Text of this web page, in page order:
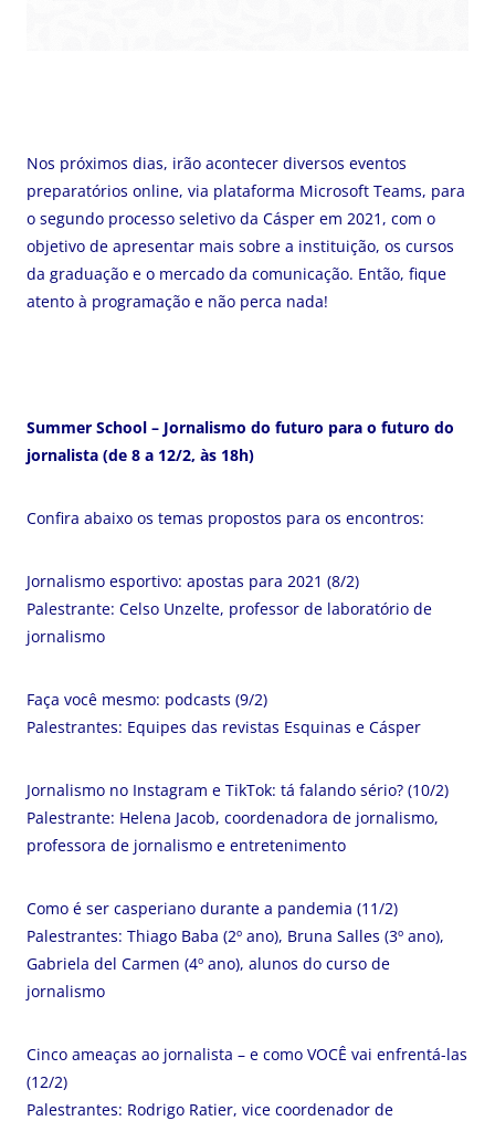
Nos próximos dias, irão acontecer diversos eventos
preparatórios online, via plataforma Microsoft Teams, para
o segundo processo seletivo da Cásper em 2021, com o
objetivo de apresentar mais sobre a instituição, os cursos
da graduação e o mercado da comunicação. Então, fique
atento à programação e não perca nada!
Summer School – Jornalismo do futuro para o futuro do
jornalista (de 8 a 12/2, às 18h)
Confira abaixo os temas propostos para os encontros:
Jornalismo esportivo: apostas para 2021 (8/2)
Palestrante: Celso Unzelte, professor de laboratório de
jornalismo
Faça você mesmo: podcasts (9/2)
Palestrantes: Equipes das revistas Esquinas e Cásper
Jornalismo no Instagram e TikTok: tá falando sério? (10/2)
Palestrante: Helena Jacob, coordenadora de jornalismo,
professora de jornalismo e entretenimento
Como é ser casperiano durante a pandemia (11/2)
Palestrantes: Thiago Baba (2º ano), Bruna Salles (3º ano),
Gabriela del Carmen (4º ano), alunos do curso de
jornalismo
Cinco ameaças ao jornalista – e como VOCÊ vai enfrentá-las
(12/2)
Palestrantes: Rodrigo Ratier, vice coordenador de